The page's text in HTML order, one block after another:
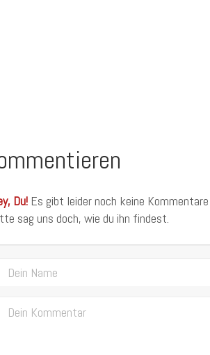
Du! Es gibt leider noch keine
sag uns doch, wie du ihn findest.